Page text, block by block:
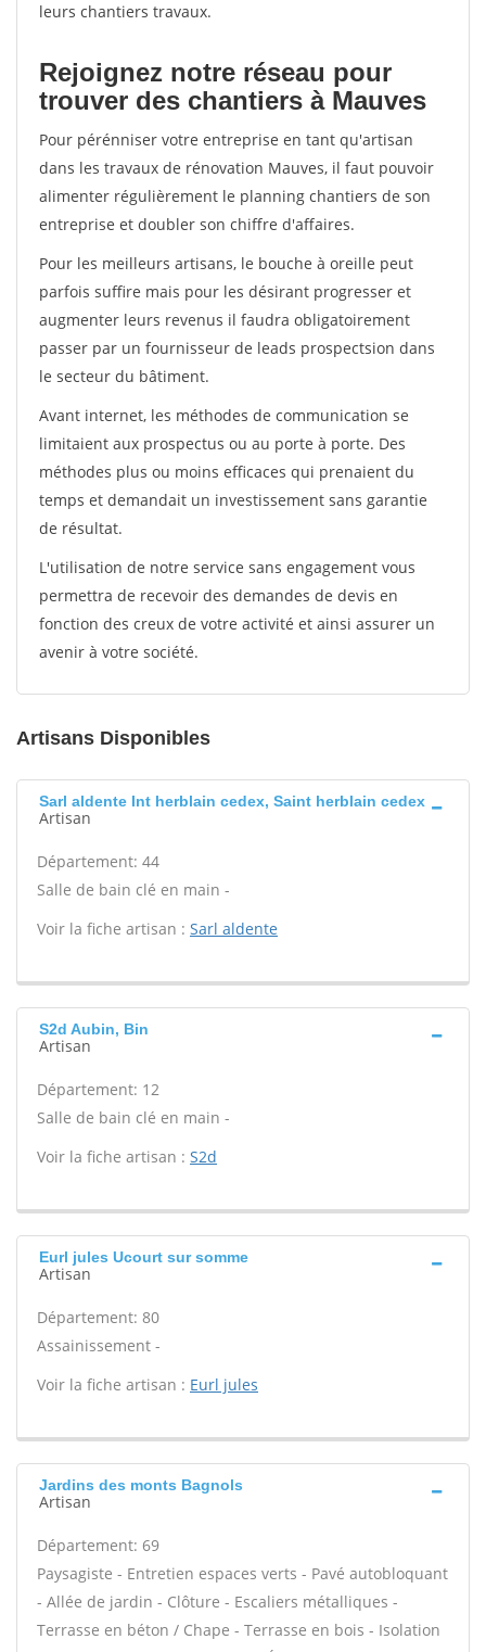
leurs chantiers travaux.
Rejoignez notre réseau pour
trouver des chantiers à Mauves
Pour pérénniser votre entreprise en tant qu'artisan
dans les travaux de rénovation Mauves, il faut pouvoir
alimenter régulièrement le planning chantiers de son
entreprise et doubler son chiffre d'affaires.
Pour les meilleurs artisans, le bouche à oreille peut
parfois suffire mais pour les désirant progresser et
augmenter leurs revenus il faudra obligatoirement
passer par un fournisseur de leads prospectsion dans
le secteur du bâtiment.
Avant internet, les méthodes de communication se
limitaient aux prospectus ou au porte à porte. Des
méthodes plus ou moins efficaces qui prenaient du
temps et demandait un investissement sans garantie
de résultat.
L'utilisation de notre service sans engagement vous
permettra de recevoir des demandes de devis en
fonction des creux de votre activité et ainsi assurer un
avenir à votre société.
Artisans Disponibles
Sarl aldente Int herblain cedex, Saint herblain cedex
Artisan
Département: 44
Salle de bain clé en main -
Voir la fiche artisan : Sarl aldente
S2d Aubin, Bin
Artisan
Département: 12
Salle de bain clé en main -
Voir la fiche artisan : S2d
Eurl jules Ucourt sur somme
Artisan
Département: 80
Assainissement -
Voir la fiche artisan : Eurl jules
Jardins des monts Bagnols
Artisan
Département: 69
Paysagiste - Entretien espaces verts - Pavé autobloquant
- Allée de jardin - Clôture - Escaliers métalliques -
Terrasse en béton / Chape - Terrasse en bois - Isolation